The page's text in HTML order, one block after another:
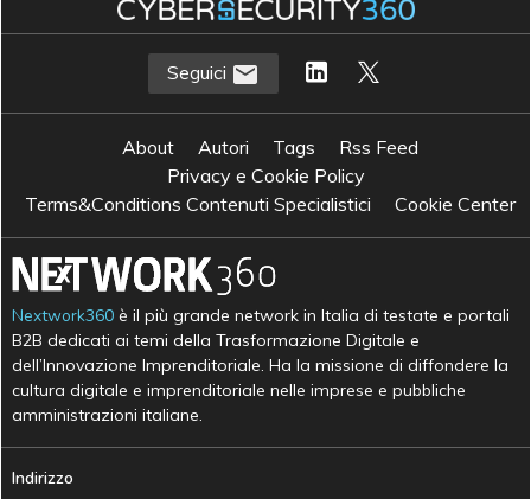
Seguici
About Autori Tags
Rss Feed
Privacy e Cookie Policy
Terms&Conditions Contenuti Specialistici
Cookie Center
Nextwork360 è il più grande network in Italia di testate e portali
B2B dedicati ai temi della Trasformazione Digitale e
dell’Innovazione Imprenditoriale. Ha la missione di diffondere la
cultura digitale e imprenditoriale nelle imprese e pubbliche
amministrazioni italiane.
Indirizzo